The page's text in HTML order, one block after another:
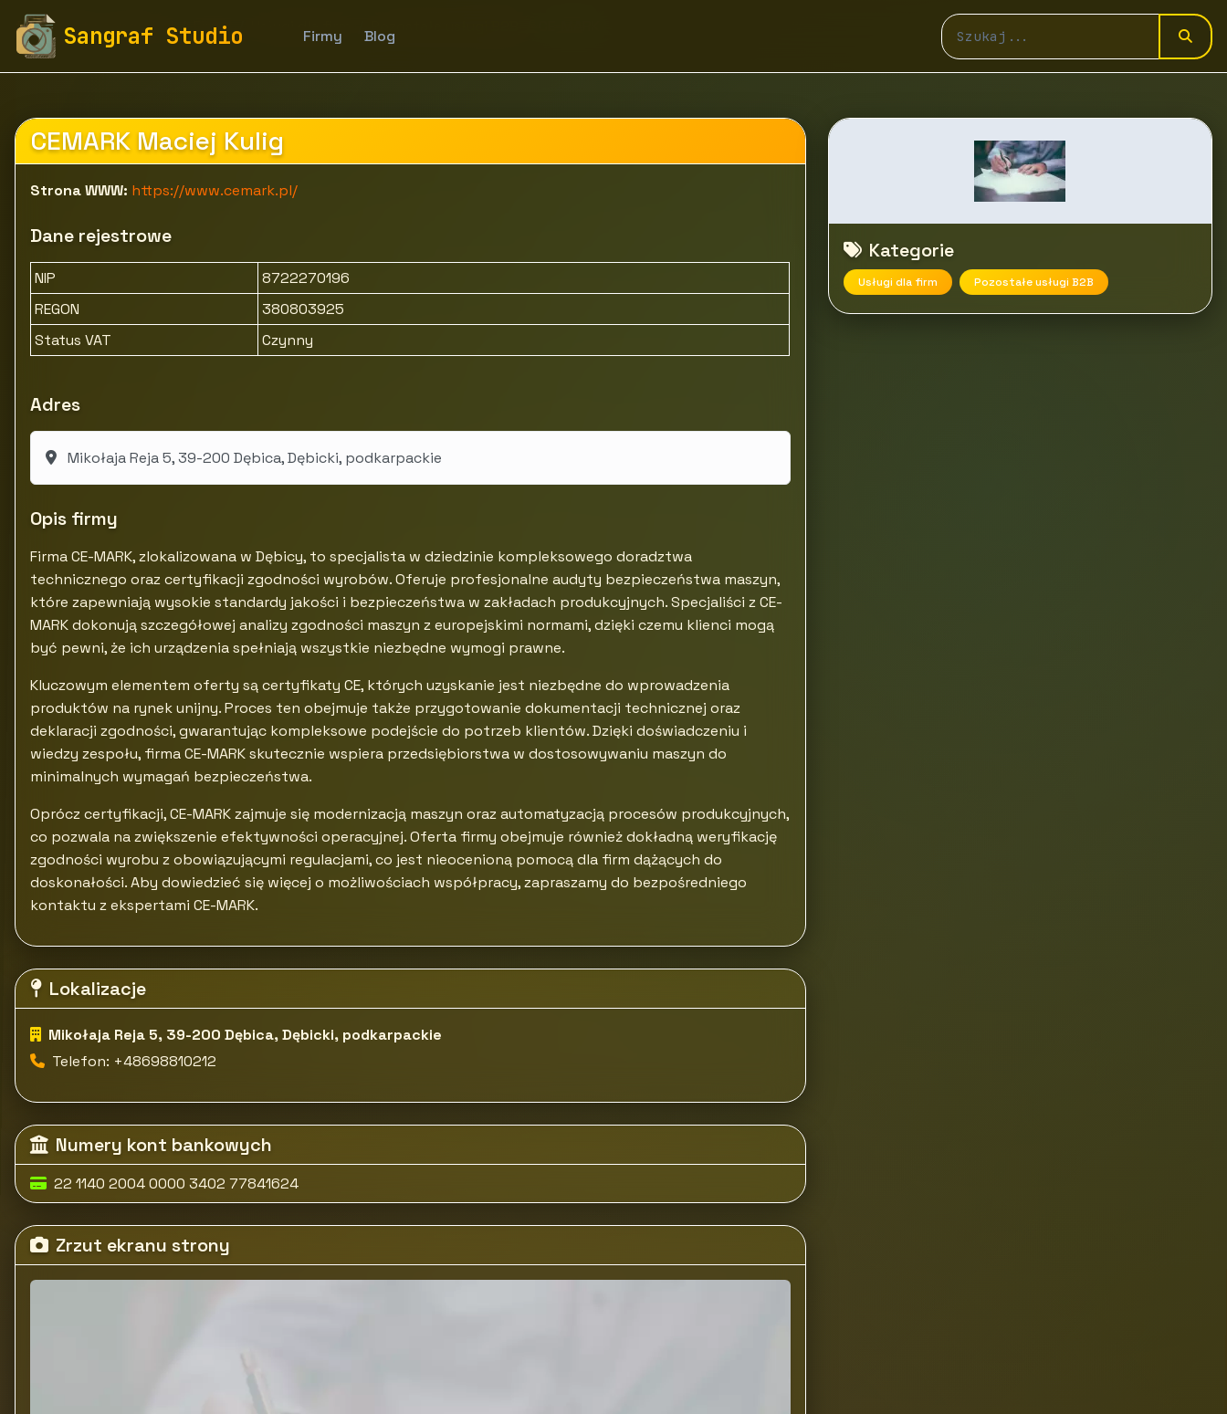
Sangraf Studio Firmy Blog
fototapety-sangraf.pl Firmy
CEMARK Maciej Kulig
Strona WWW: https://www.cemark.pl/
Dane rejestrowe
NIP
8722270196
REGON
380803925
Status VAT
Czynny
Adres
Mikołaja Reja 5, 39-200 Dębica, Dębicki, podkarpackie
Opis firmy
Firma CE-MARK, zlokalizowana w Dębicy, to specjalista w dziedzinie kompleksowego doradztwa
technicznego oraz certyfikacji zgodności wyrobów. Oferuje profesjonalne audyty bezpieczeństwa maszyn,
które zapewniają wysokie standardy jakości i bezpieczeństwa w zakładach produkcyjnych. Specjaliści z CE-
MARK dokonują szczegółowej analizy zgodności maszyn z europejskimi normami, dzięki czemu klienci mogą
być pewni, że ich urządzenia spełniają wszystkie niezbędne wymogi prawne.
Kluczowym elementem oferty są certyfikaty CE, których uzyskanie jest niezbędne do wprowadzenia
produktów na rynek unijny. Proces ten obejmuje także przygotowanie dokumentacji technicznej oraz
deklaracji zgodności, gwarantując kompleksowe podejście do potrzeb klientów. Dzięki doświadczeniu i
wiedzy zespołu, firma CE-MARK skutecznie wspiera przedsiębiorstwa w dostosowywaniu maszyn do
minimalnych wymagań bezpieczeństwa.
Oprócz certyfikacji, CE-MARK zajmuje się modernizacją maszyn oraz automatyzacją procesów produkcyjnych,
co pozwala na zwiększenie efektywności operacyjnej. Oferta firmy obejmuje również dokładną weryfikację
zgodności wyrobu z obowiązującymi regulacjami, co jest nieocenioną pomocą dla firm dążących do
doskonałości. Aby dowiedzieć się więcej o możliwościach współpracy, zapraszamy do bezpośredniego
kontaktu z ekspertami CE-MARK.
Lokalizacje
Mikołaja Reja 5, 39-200 Dębica, Dębicki, podkarpackie
Telefon: +48698810212
Numery kont bankowych
22 1140 2004 0000 3402 77841624
Zrzut ekranu strony
Kategorie
Usługi dla firm Pozostałe usługi B2B